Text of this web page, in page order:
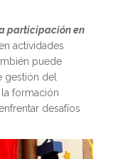
participación en
actividades
puede
gestión del
formación
desafíos